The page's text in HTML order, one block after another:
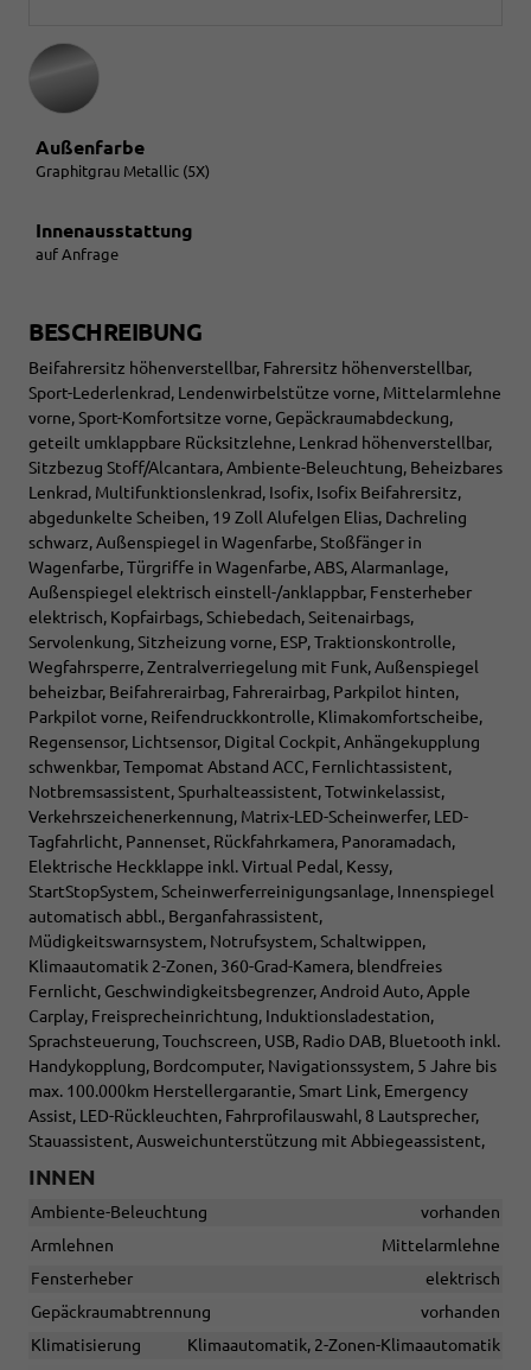
Außenfarbe
Graphitgrau Metallic (5X)
Innenausstattung
auf Anfrage
BESCHREIBUNG
Beifahrersitz höhenverstellbar, Fahrersitz höhenverstellbar,
Sport-Lederlenkrad, Lendenwirbelstütze vorne, Mittelarmlehne
vorne, Sport-Komfortsitze vorne, Gepäckraumabdeckung,
geteilt umklappbare Rücksitzlehne, Lenkrad höhenverstellbar,
Sitzbezug Stoff/Alcantara, Ambiente-Beleuchtung, Beheizbares
Lenkrad, Multifunktionslenkrad, Isofix, Isofix Beifahrersitz,
abgedunkelte Scheiben, 19 Zoll Alufelgen Elias, Dachreling
schwarz, Außenspiegel in Wagenfarbe, Stoßfänger in
Wagenfarbe, Türgriffe in Wagenfarbe, ABS, Alarmanlage,
Außenspiegel elektrisch einstell-/anklappbar, Fensterheber
elektrisch, Kopfairbags, Schiebedach, Seitenairbags,
Servolenkung, Sitzheizung vorne, ESP, Traktionskontrolle,
Wegfahrsperre, Zentralverriegelung mit Funk, Außenspiegel
beheizbar, Beifahrerairbag, Fahrerairbag, Parkpilot hinten,
Parkpilot vorne, Reifendruckkontrolle, Klimakomfortscheibe,
Regensensor, Lichtsensor, Digital Cockpit, Anhängekupplung
schwenkbar, Tempomat Abstand ACC, Fernlichtassistent,
Notbremsassistent, Spurhalteassistent, Totwinkelassist,
Verkehrszeichenerkennung, Matrix-LED-Scheinwerfer, LED-
Tagfahrlicht, Pannenset, Rückfahrkamera, Panoramadach,
Elektrische Heckklappe inkl. Virtual Pedal, Kessy,
StartStopSystem, Scheinwerferreinigungsanlage, Innenspiegel
automatisch abbl., Berganfahrassistent,
Müdigkeitswarnsystem, Notrufsystem, Schaltwippen,
Klimaautomatik 2-Zonen, 360-Grad-Kamera, blendfreies
Fernlicht, Geschwindigkeitsbegrenzer, Android Auto, Apple
Carplay, Freisprecheinrichtung, Induktionsladestation,
Sprachsteuerung, Touchscreen, USB, Radio DAB, Bluetooth inkl.
Handykopplung, Bordcomputer, Navigationssystem, 5 Jahre bis
max. 100.000km Herstellergarantie, Smart Link, Emergency
Assist, LED-Rückleuchten, Fahrprofilauswahl, 8 Lautsprecher,
Stauassistent, Ausweichunterstützung mit Abbiegeassistent,
INNEN
Ambiente-Beleuchtung
vorhanden
Armlehnen
Mittelarmlehne
Fensterheber
elektrisch
Gepäckraumabtrennung
vorhanden
Klimatisierung
Klimaautomatik, 2-Zonen-Klimaautomatik